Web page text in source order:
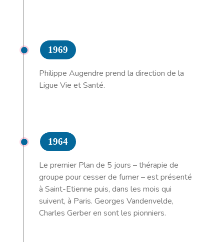
1969
Philippe Augendre prend la direction de la
Ligue Vie et Santé.
1964
Le premier Plan de 5 jours – thérapie de
groupe pour cesser de fumer – est présenté
à Saint-Etienne puis, dans les mois qui
suivent, à Paris. Georges Vandenvelde,
Charles Gerber en sont les pionniers.